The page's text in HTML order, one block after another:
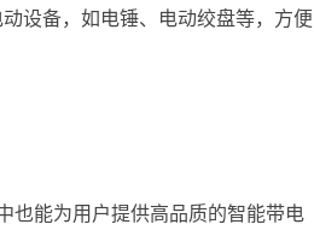
设备，如电锤、电动绞盘等，方便
也能为用户提供高品质的智能带电